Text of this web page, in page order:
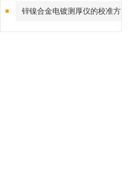
向分析
锌镍合金电镀测厚仪的校准方
法与重要性